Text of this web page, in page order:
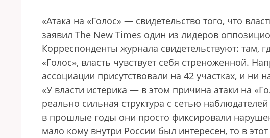
«Атака на «Голос» — свидетельство того, что
заявил The New Times один из лидеров
Корреспонденты журнала свидетельствуют: там,
«Голос», власть чувствует себя стреноженной.
ассоциации присутствовали на 42 участках, и
«У власти истерика — в этом причина атаки на
реально сильная структура с сетью
в прошлые годы они просто фиксировали
мало кому внутри России был интересен, то в